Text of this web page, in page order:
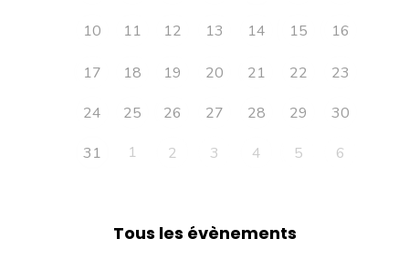
10 11 12 13 14 15 16
17 18 19 20 21 22
23
24
25 26 27 28 29
30
31
1 2 3 4 5 6
Tous les évènements